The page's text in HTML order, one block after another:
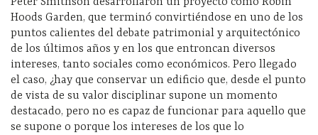
Hoods Garden, que terminó convirtiéndose en uno de los
puntos calientes del debate patrimonial y arquitectónico
de los últimos años y en los que entroncan diversos
intereses, tanto sociales como económicos. Pero llegado
el caso, ¿hay que conservar un edificio que, desde el punto
de vista de su valor disciplinar supone un momento
destacado, pero no es capaz de funcionar para aquello que
se supone o porque los intereses de los que lo